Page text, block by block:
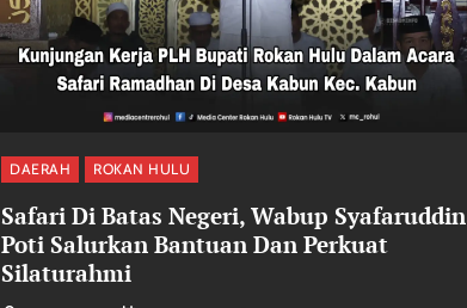
DAERAH ROKAN HULU
Safari Di Batas Negeri, Wabup Syafaruddin
Poti Salurkan Bantuan Dan Perkuat
Silaturahmi